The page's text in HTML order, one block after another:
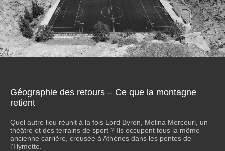
Géographie des retours – Ce que la montagne
retient
Quel autre lieu réunit à la fois Lord Byron, Melina Mercouri, un
théâtre et des terrains de sport ? Ils occupent tous la même
ancienne carrière, creusée à Athènes dans les pentes de
l'Hymette.